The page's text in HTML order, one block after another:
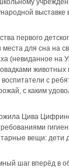
первого
для сна на
(невиданное на
животных
с
с каким
Цива
вещи: дети
шаг вперёд в